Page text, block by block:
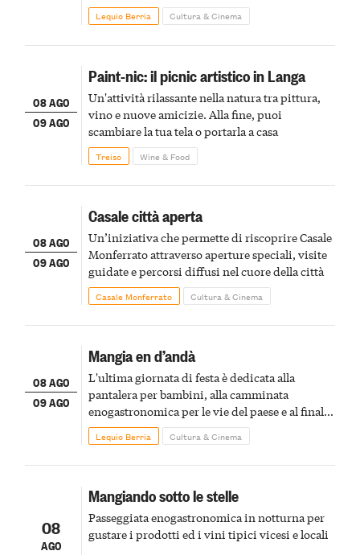
Lequio Berria Cultura & Cinema
08 AGO
09 AGO
Paint-nic: il picnic artistico in Langa
Un'attività rilassante nella natura tra pittura,
vino e nuove amicizie. Alla fine, puoi
scambiare la tua tela o portarla a casa
Treiso Wine & Food
08 AGO
09 AGO
Casale città aperta
Un’iniziativa che permette di riscoprire Casale
Monferrato attraverso aperture speciali, visite
guidate e percorsi diffusi nel cuore della città
Casale Monferrato Cultura & Cinema
08 AGO
09 AGO
Mangia en d’andà
L'ultima giornata di festa è dedicata alla
pantalera per bambini, alla camminata
enogastronomica per le vie del paese e al finale
pirotecnico
Lequio Berria Cultura & Cinema
08
AGO
Mangiando sotto le stelle
Passeggiata enogastronomica in notturna per
gustare i prodotti ed i vini tipici vicesi e locali